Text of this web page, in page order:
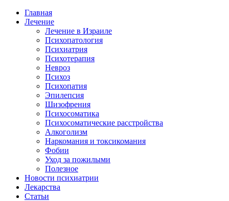
Главная
Лечение
Лечение в Израиле
Психопатология
Психиатрия
Психотерапия
Невроз
Психоз
Психопатия
Эпилепсия
Шизофрения
Психосоматика
Психосоматические расстройства
Алкоголизм
Наркомания и токсикомания
Фобии
Уход за пожилыми
Полезное
Новости психиатрии
Лекарства
Статьи